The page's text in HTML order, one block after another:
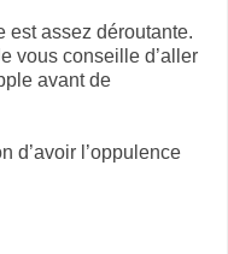
est assez déroutante.
vous conseille d’aller
avant de
d’avoir l’oppulence